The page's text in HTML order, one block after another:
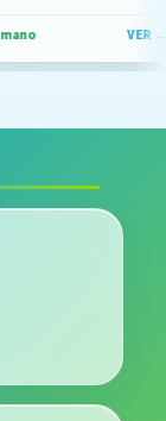
VER →